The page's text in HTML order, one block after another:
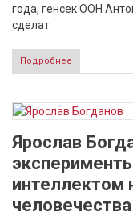
года, генсек ООН
сделат
Подробнее
Ярослав
интеллектом
человечества